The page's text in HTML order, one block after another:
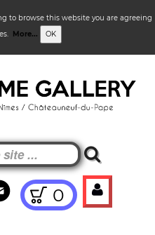
to browse this website you are agreeing
More... OK
0